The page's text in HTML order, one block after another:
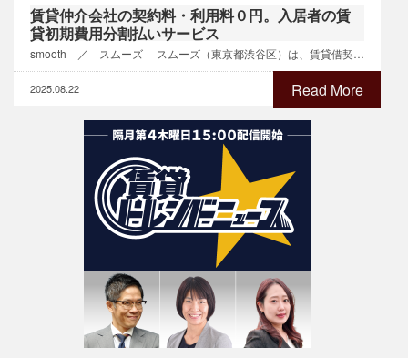
賃貸仲介会社の契約料・利用料０円。入居者の賃
貸初期費用分割払いサービス
smooth ／ スムーズ スムーズ（東京都渋谷区）は、賃貸借契…
Read More
2025.08.22